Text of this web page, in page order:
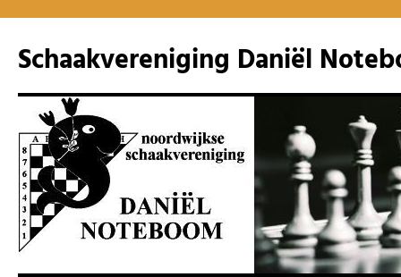
de
inhoud
Schaakvereniging Daniël